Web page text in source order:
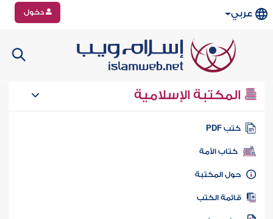
عربي دخول
المكتبة الإسلامية
كتب PDF
كتاب الأمة
المكتبة